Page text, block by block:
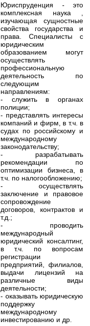
Юриспруденция - это
комплексная наука ,
изучающая сущностные
свойства государства и
права. Специалисты с
юридическим
образованием могут
осуществлять
профессиональную
деятельность по
следующим
направлениям:
- служить в органах
полиции;
- представлять интересы
компаний и фирм, в т.ч. в
судах по российскому и
международному
законодательству;
- разрабатывать
рекомендации по
оптимизации бизнеса, в
т.ч. по налогообложению;
- осуществлять
заключение и правовое
сопровождение
договоров, контрактов и
т.д.;
- проводить
международный
юридический консалтинг,
в т.ч. по вопросам
регистрации
предприятий, филиалов,
выдачи лицензий на
различные виды
деятельности;
- оказывать юридическую
поддержку
международному
инвестированию и др.